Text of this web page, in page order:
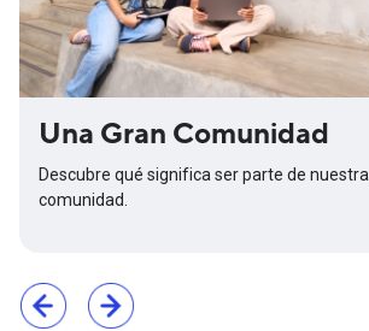
Una Gran Comunidad
Descubre qué significa ser parte de nuestra
comunidad.